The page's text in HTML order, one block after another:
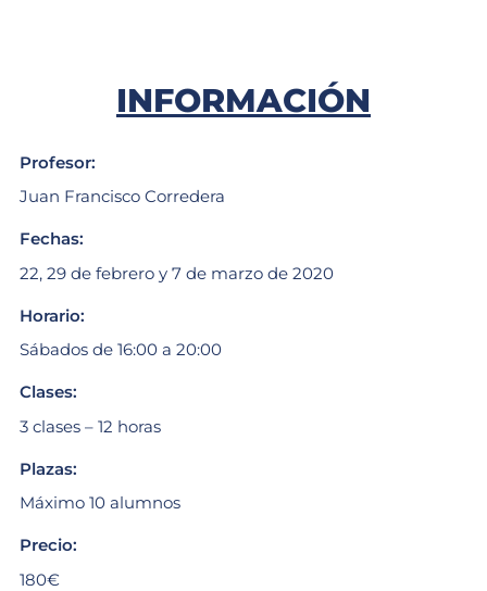
INFORMACIÓN
Profesor:
Juan Francisco Corredera
Fechas:
22, 29 de febrero y 7 de marzo de 2020
Horario:
Sábados de 16:00 a 20:00
Clases:
3 clases – 12 horas
Plazas:
Máximo 10 alumnos
Precio:
180€